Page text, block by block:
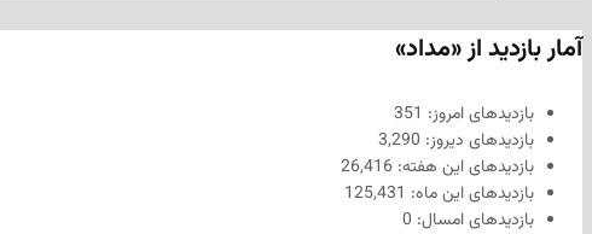
آمار بازدید از «مداد»
بازدیدهای امروز: 351
بازدیدهای دیروز: 3,290
بازدیدهای این هفته: 26,416
بازدیدهای این ماه: 125,431
بازدیدهای امسال: 0